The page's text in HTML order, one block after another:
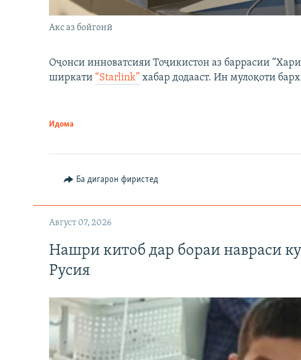
Акс аз бойгонӣ
Оҷонси инноватсияи Тоҷикистон аз баррасии
ширкати “Starlink” хабар додааст. Ин мулоқоти
Идома
Ба дигарон фиристед
Август 07, 2026
Нашри китоб дар бораи навраси
Русия